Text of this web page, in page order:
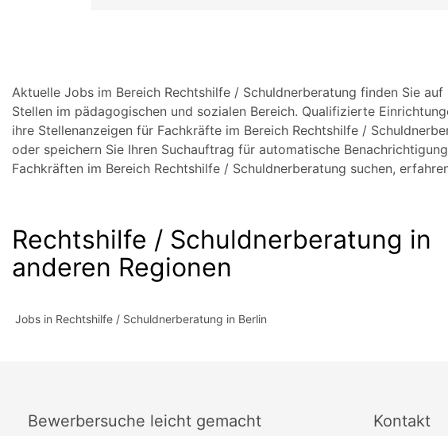
Aktuelle Jobs im Bereich Rechtshilfe / Schuldnerberatung finden Sie
Stellen im pädagogischen und sozialen Bereich. Qualifizierte
ihre Stellenanzeigen für Fachkräfte im Bereich Rechtshilfe /
oder speichern Sie Ihren Suchauftrag für automatische
Fachkräften im Bereich Rechtshilfe / Schuldnerberatung suchen,
Rechtshilfe / Schuldnerberatung in
anderen Regionen
Jobs in Rechtshilfe / Schuldnerberatung in Berlin
Bewerbersuche leicht gemacht Kontakt